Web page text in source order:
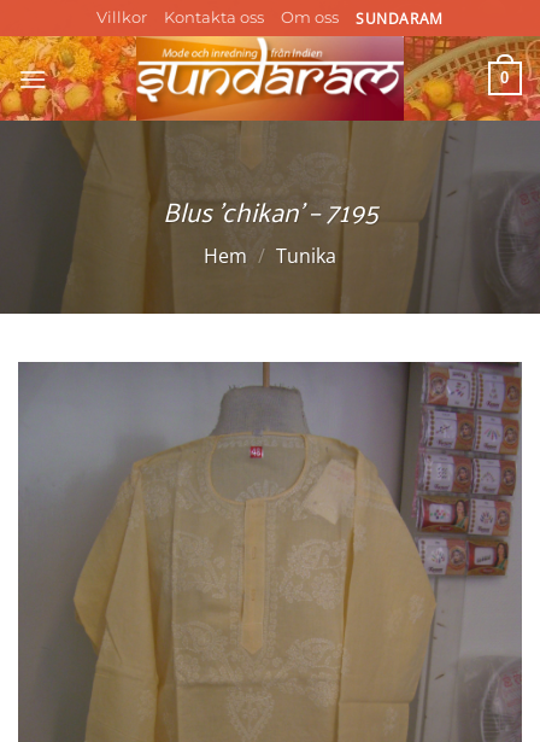
to
content
Villkor Kontakta oss Om oss SUNDARAM
0
Blus ’chikan’ – 7195
Hem / Tunika